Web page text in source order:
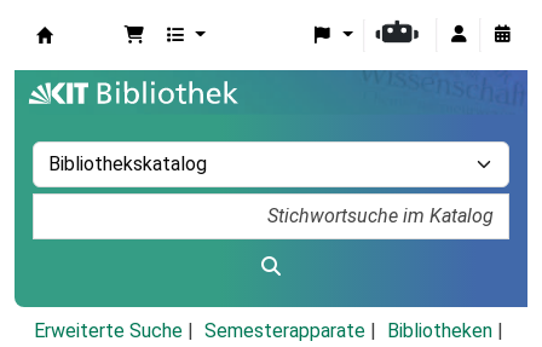
Erweiterte Suche Semesterapparate
Bibliotheken